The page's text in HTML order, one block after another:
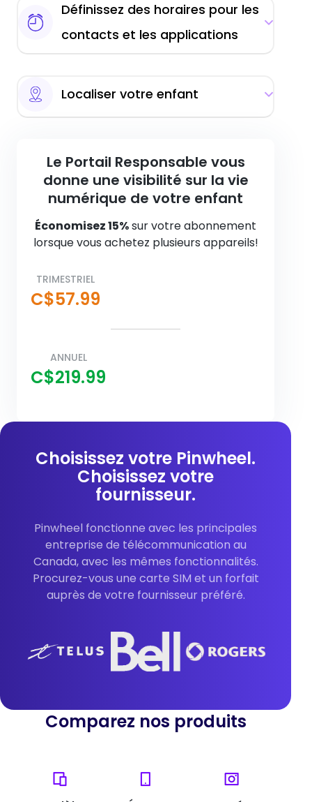
Définissez des horaires pour les
contacts et les applications
Localiser votre enfant
Le Portail Responsable vous
donne une visibilité sur la vie
numérique de votre enfant
Économisez 15%sur votre abonnement
lorsque vous achetez plusieurs appareils!
TRIMESTRIEL
C$57.99
ANNUEL
C$219.99
Choisissez votre Pinwheel.
Choisissez votre
fournisseur.
Pinwheel fonctionne avec les principales
entreprise de télécommunication au
Canada, avec les mêmes fonctionnalités.
Procurez-vous une carte SIM et un forfait
auprès de votre fournisseur préféré.
Comparez nos produits